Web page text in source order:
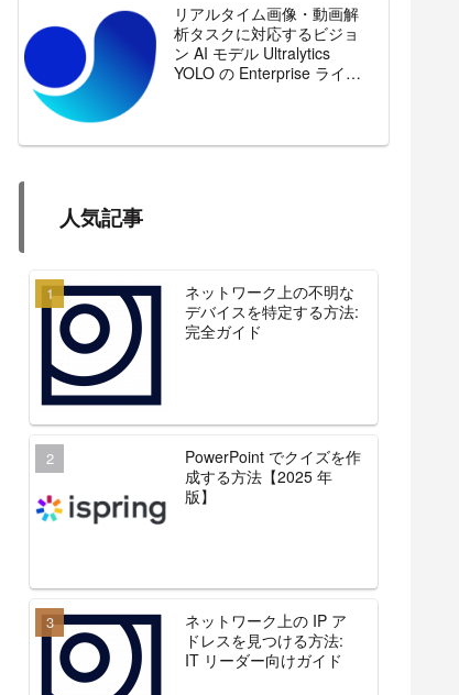
リアルタイム画像・動画解
析タスクに対応するビジョ
ン AI モデル Ultralytics
YOLO の Enterprise ライセ
人気記事
ネットワーク上の不明な
デバイスを特定する方法:
完全ガイド
PowerPoint でクイズを作
成する方法【2025 年
版】
ネットワーク上の IP ア
ドレスを見つける方法:
IT リーダー向けガイド